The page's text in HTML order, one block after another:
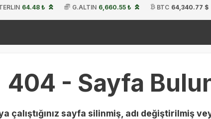
64.48 ₺ G.ALTIN 6,660.55 ₺ BTC 64,340.77 $
404 - Sayfa
çalıştığınız sayfa silinmiş, adı değiştirilmiş